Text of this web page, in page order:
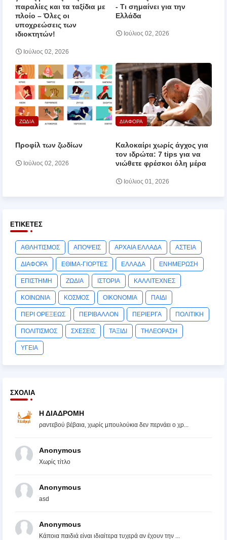
παραλίες και τα ταξίδια με
πλοίο – Όλες οι
υποχρεώσεις των
ιδιοκτητών!
Ιούλιος 02, 2026
‑ Τι σημαίνει για την
Ελλάδα
Ιούλιος 02, 2026
ΖΩΔΙΑ
Προφίλ των ζωδίων
Ιούλιος 02, 2026
ΔΙΑΦΟΡΑ
Καλοκαίρι χωρίς άγχος για
τον ιδρώτα: 7 tips για να
νιώθετε φρέσκοι όλη μέρα
Ιούλιος 01, 2026
ΕΤΙΚΈΤΕΣ
ΑΘΛΗΤΙΣΜΟΣ ΑΠΟΨΕΙΣ ΑΡΧΑΙΑ ΕΛΛΑΔΑ ΑΣΤΕΙΑ
ΔΙΑΦΟΡΑ ΕΘΙΜΑ-ΓΙΟΡΤΕΣ ΕΛΛΑΔΑ ΕΝΗΜΕΡΩΣΗ
ΕΠΙΣΤΗΜΗ ΖΩΔΙΑ ΙΣΤΟΡΙΑ ΚΑΛΛΙΤΕΧΝΕΣ
ΚΟΙΝΩΝΙΑ ΚΟΣΜΟΣ ΟΙΚΟΝΟΜΙΑ ΠΑΙΔΙ
ΠΕΡΙ ΟΡΕΞΕΩΣ ΠΕΡΙΒΑΛΛΟΝ ΠΕΡΙΕΡΓΑ ΠΟΛΙΤΙΚΗ
ΠΟΛΙΤΙΣΜΟΣ ΣΧΕΣΕΙΣ ΤΑΞΙΔΙ ΤΗΛΕΟΡΑΣΗ
ΥΓΕΙΑ
ΣΧΌΛΙΑ
Η ΔΙΑΔΡΟΜΗ
ραντεβού βέβαια, χωρίς μπουλούκια δεν περνάει ο χρ...
Anonymous
Χωρίς τίτλο
Anonymous
asd
Anonymous
Κάποια παιδιά είναι ιδιαίτερα τυχερά αν έχουν την ...